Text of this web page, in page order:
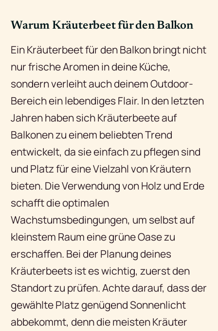
Warum Kräuterbeet für den Balkon
Ein Kräuterbeet für den Balkon bringt nicht
nur frische Aromen in deine Küche,
sondern verleiht auch deinem Outdoor-
Bereich ein lebendiges Flair. In den letzten
Jahren haben sich Kräuterbeete auf
Balkonen zu einem beliebten Trend
entwickelt, da sie einfach zu pflegen sind
und Platz für eine Vielzahl von Kräutern
bieten. Die Verwendung von Holz und Erde
schafft die optimalen
Wachstumsbedingungen, um selbst auf
kleinstem Raum eine grüne Oase zu
erschaffen. Bei der Planung deines
Kräuterbeets ist es wichtig, zuerst den
Standort zu prüfen. Achte darauf, dass der
gewählte Platz genügend Sonnenlicht
abbekommt, denn die meisten Kräuter